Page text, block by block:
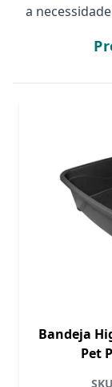
a
Bandeja
Pet